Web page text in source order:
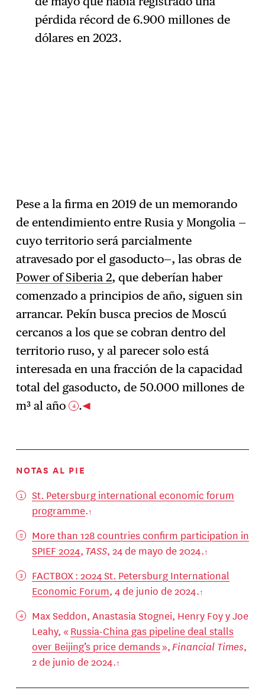
pérdida récord de 6.900 millones de
dólares en 2023.
Pese a la firma en 2019 de un memorando
de entendimiento entre Rusia y Mongolia —
cuyo territorio será parcialmente
atravesado por el gasoducto—, las obras de
Power of Siberia 2, que deberían haber
comenzado a principios de año, siguen sin
arrancar. Pekín busca precios de Moscú
cercanos a los que se cobran dentro del
territorio ruso, y al parecer solo está
interesada en una fracción de la capacidad
total del gasoducto, de 50.000 millones de
m³ al año 4 .
NOTAS AL PIE
St. Petersburg international economic forum
programme.
More than 128 countries confirm participation in
SPIEF 2024, TASS, 24 de mayo de 2024.
FACTBOX : 2024 St. Petersburg International
Economic Forum, 4 de junio de 2024.
Max Seddon, Anastasia Stognei, Henry Foy y Joe
Leahy, « Russia-China gas pipeline deal stalls
over Beijing’s price demands»,Financial Times,
2 de junio de 2024.